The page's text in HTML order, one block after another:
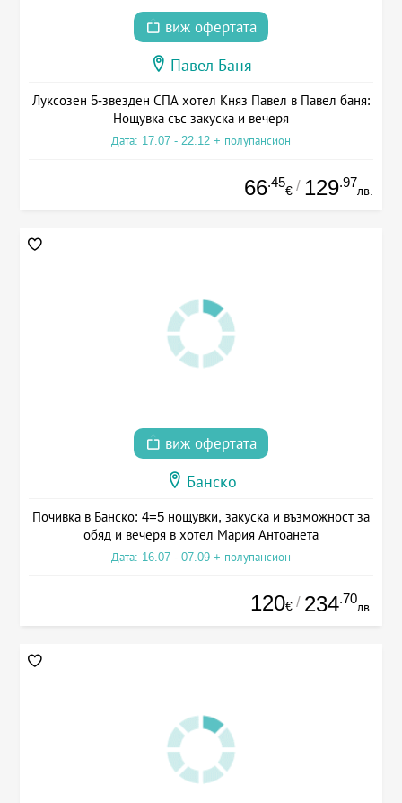
виж офертата
Павел Баня
Луксозен 5-звезден СПА хотел Княз Павел в Павел баня:
Нощувка със закуска и вечеря
Дата: 17.07 - 22.12 + полупансион
66.45
€ / 129.97
лв.
виж офертата
Банско
Почивка в Банско: 4=5 нощувки, закуска и възможност за
обяд и вечеря в хотел Мария Антоанета
Дата: 16.07 - 07.09 + полупансион
120€ / 234.70
лв.